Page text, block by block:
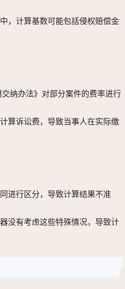
，计算基数可能包括侵权赔偿金
纳办法》对部分案件的费率进行
算诉讼费，导致当事人在实际缴
进行区分，导致计算结果不准
没有考虑这些特殊情况，导致计